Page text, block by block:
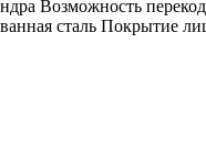
Возможность
сталь Покрытие